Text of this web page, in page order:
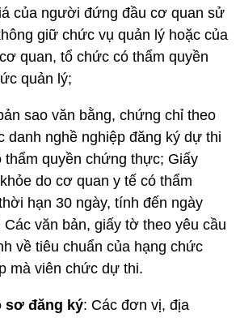
của người đứng đầu cơ quan sử
giữ chức vụ quản lý hoặc của
quan, tổ chức có thẩm quyền
quản lý;
sao văn bằng, chứng chỉ theo
danh nghề nghiệp đăng ký dự thi
quyền chứng thực; Giấy
do cơ quan y tế có thẩm
hạn 30 ngày, tính đến ngày
văn bản, giấy tờ theo yêu cầu
về tiêu chuẩn của hạng chức
mà viên chức dự thi.
sơ đăng ký: Các đơn vị, địa